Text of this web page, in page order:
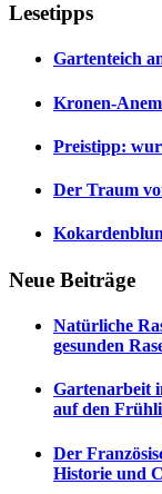
Lesetipps
Gartenteich
Kronen-
Preistipp:
Der Traum
Neue Beiträge
Natürliche
gesunden
Gartenarbeit
auf den
Der
Historie und